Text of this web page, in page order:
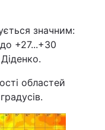
значним:
до +27...+30
областей